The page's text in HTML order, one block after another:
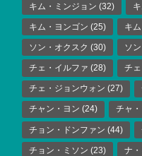
キム・ミンジョン (32)
キム・ヨンゴン (25) キ
ソン・オクスク (30) ソ
チェ・イルファ (28) チ
チェ・ジョンウォン (27)
チャン・ヨン (24) チャ
チョン・ドンファン (44)
チョン・ミソン (23) ナ